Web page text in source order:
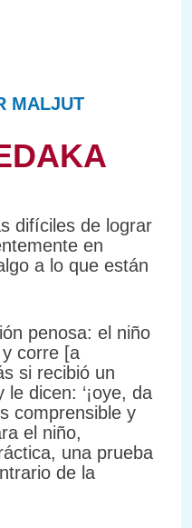
MALJUT
difíciles de lograr
en
a lo que están
penosa: el niño
corre [a
si recibió un
le dicen: ‘¡oye, da
comprensible y
el niño,
una prueba
de la